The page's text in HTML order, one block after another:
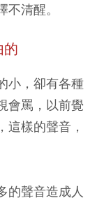
清醒。
的
小，卻有各種
會罵，以前覺
樣的聲音，
的聲音造成人